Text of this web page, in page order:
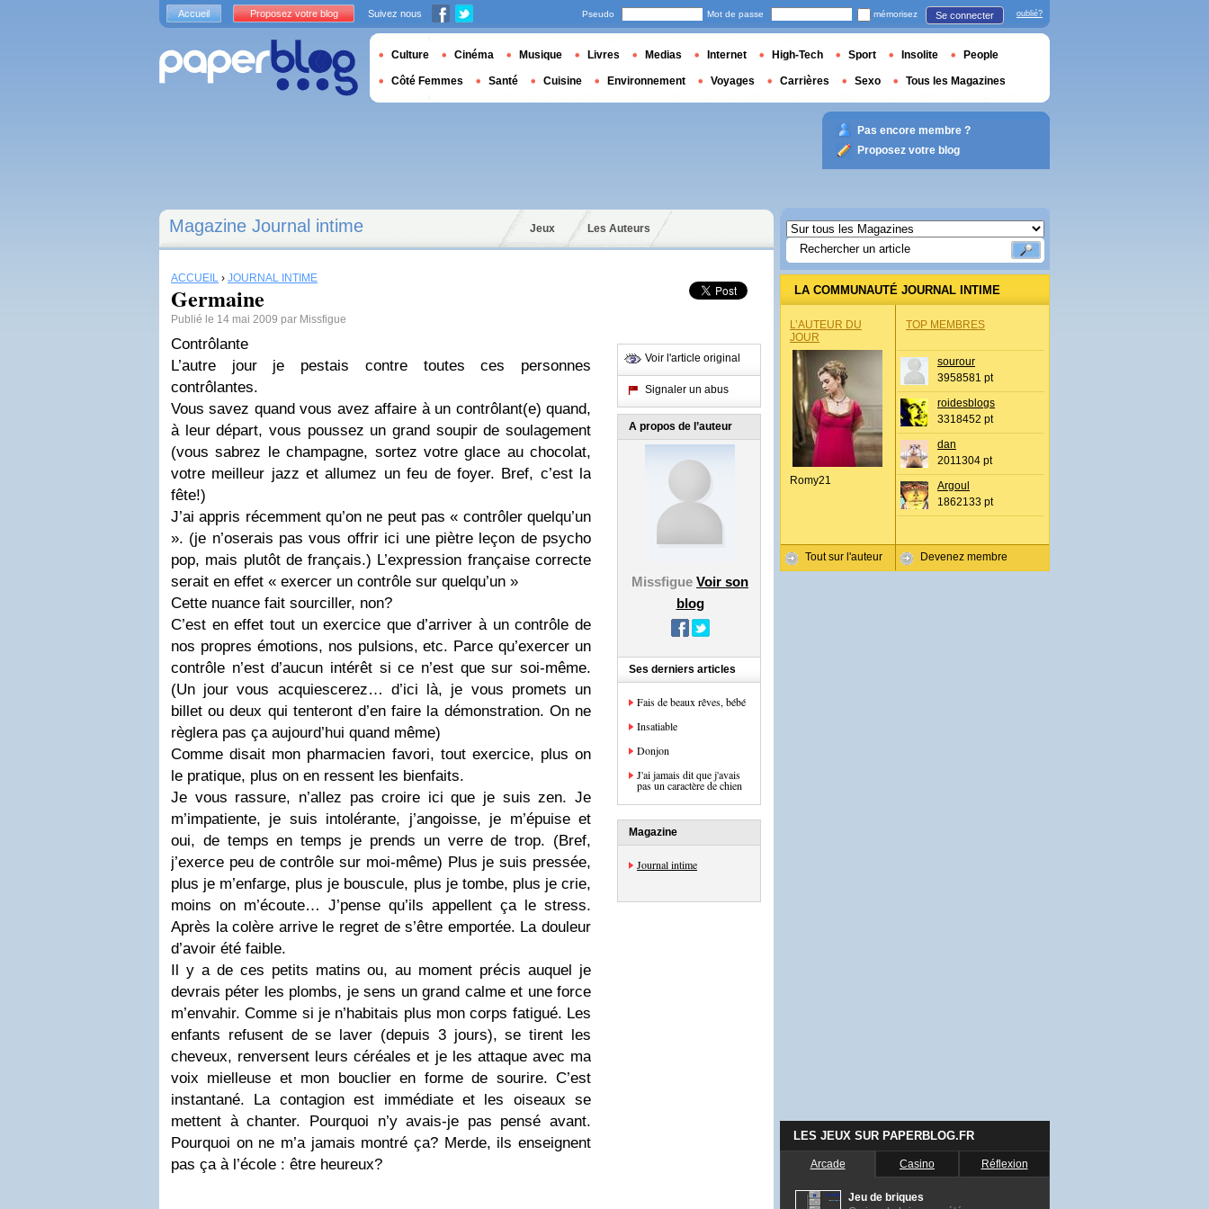
Magazine Journal intime Jeux Les Auteurs
ACCUEIL › JOURNAL INTIME
Germaine
Publié le 14 mai 2009 par Missfigue
Contrôlante
L’autre jour je pestais contre toutes ces personnes
contrôlantes.
Vous savez quand vous avez affaire à un contrôlant(e) quand,
à leur départ, vous poussez un grand soupir de soulagement
(vous sabrez le champagne, sortez votre glace au chocolat,
votre meilleur jazz et allumez un feu de foyer. Bref, c’est la
fête!)
J’ai appris récemment qu’on ne peut pas « contrôler quelqu’un
». (je n’oserais pas vous offrir ici une piètre leçon de psycho
pop, mais plutôt de français.) L’expression française correcte
serait en effet « exercer un contrôle sur quelqu’un »
Cette nuance fait sourciller, non?
C’est en effet tout un exercice que d’arriver à un contrôle de
nos propres émotions, nos pulsions, etc. Parce qu’exercer un
contrôle n’est d’aucun intérêt si ce n’est que sur soi-même.
(Un jour vous acquiescerez… d’ici là, je vous promets un
billet ou deux qui tenteront d’en faire la démonstration. On ne
règlera pas ça aujourd’hui quand même)
Comme disait mon pharmacien favori, tout exercice, plus on
le pratique, plus on en ressent les bienfaits.
Je vous rassure, n’allez pas croire ici que je suis zen. Je
m’impatiente, je suis intolérante, j’angoisse, je m’épuise et
oui, de temps en temps je prends un verre de trop. (Bref,
j’exerce peu de contrôle sur moi-même) Plus je suis pressée,
plus je m’enfarge, plus je bouscule, plus je tombe, plus je crie,
moins on m’écoute… J’pense qu’ils appellent ça le stress.
Après la colère arrive le regret de s’être emportée. La douleur
d’avoir été faible.
Il y a de ces petits matins ou, au moment précis auquel je
devrais péter les plombs, je sens un grand calme et une force
m’envahir. Comme si je n’habitais plus mon corps fatigué. Les
enfants refusent de se laver (depuis 3 jours), se tirent les
cheveux, renversent leurs céréales et je les attaque avec ma
voix mielleuse et mon bouclier en forme de sourire. C’est
instantané. La contagion est immédiate et les oiseaux se
mettent à chanter. Pourquoi n’y avais-je pas pensé avant.
Pourquoi on ne m’a jamais montré ça? Merde, ils enseignent
pas ça à l’école : être heureux?
Voir l'article original
Signaler un abus
A propos de l’auteur
Missfigue Voir son
blog
Ses derniers articles
Fais de beaux rêves, bébé
Insatiable
Donjon
J'ai jamais dit que j'avais
pas un caractère de chien
Magazine
Journal intime
LA COMMUNAUTÉ JOURNAL INTIME
L’AUTEUR DU
JOUR
Romy21
Tout sur l'auteur
TOP MEMBRES
sourour
3958581 pt
roidesblogs
3318452 pt
dan
2011304 pt
Argoul
1862133 pt
Devenez membre
LES JEUX SUR PAPERBLOG.FR
Arcade Casino Réflexion
Jeu de briques
Accueil Proposez votre blog Suivez nous Pseudo Mot de passe mémorisez Se connecter oublié?
Culture Cinéma Musique Livres Medias Internet High-Tech Sport Insolite People
Côté Femmes Santé Cuisine Environnement Voyages Carrières Sexo Tous les Magazines
Pas encore membre ?
Proposez votre blog